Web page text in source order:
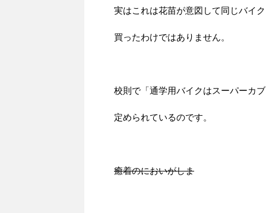
実はこれは花苗が意図して同じバイ
買ったわけではありません。
校則で「通学用バイクはスーパーカ
定められているのです。
癒着のにおいがしま